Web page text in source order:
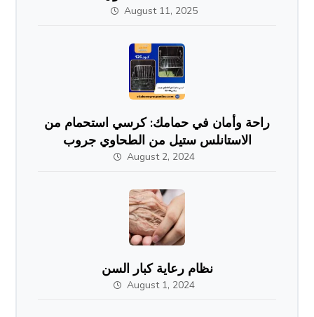
August 11, 2025
راحة وأمان في حمامك: كرسي استحمام من
الاستانلس ستيل من الطحاوي جروب
August 2, 2024
نظام رعاية كبار السن
August 1, 2024